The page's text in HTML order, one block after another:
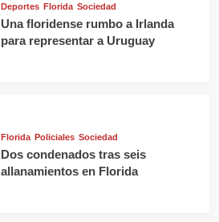
Deportes Florida Sociedad
Una floridense rumbo a Irlanda
para representar a Uruguay
Florida Policiales Sociedad
Dos condenados tras seis
allanamientos en Florida